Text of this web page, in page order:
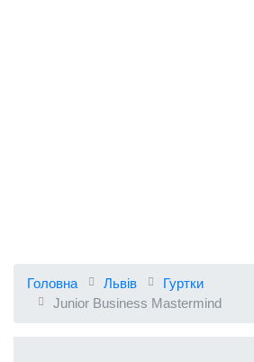
Головна Львів
Гуртки
Junior Business Mastermind